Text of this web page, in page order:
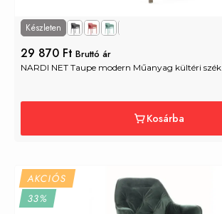
Készleten
29 870 Ft Bruttó ár
NARDI NET Taupe modern Műanyag kültéri szék
Kosárba
AKCIÓS
33%